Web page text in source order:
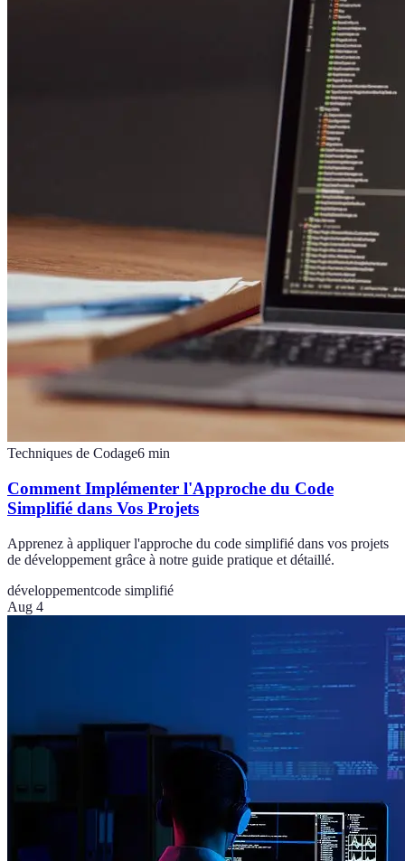
Techniques de Codage6 min
Comment Implémenter l'Approche du Code
Simplifié dans Vos Projets
Apprenez à appliquer l'approche du code simplifié dans vos projets
de développement grâce à notre guide pratique et détaillé.
développementcode simplifié
Aug 4